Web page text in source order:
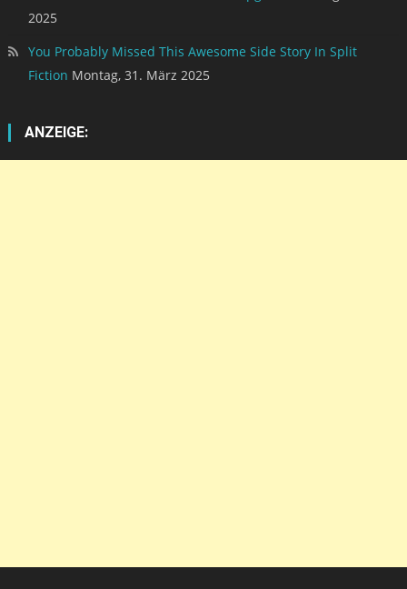
2025
You Probably Missed This Awesome Side Story In Split
Fiction Montag, 31. März 2025
ANZEIGE: